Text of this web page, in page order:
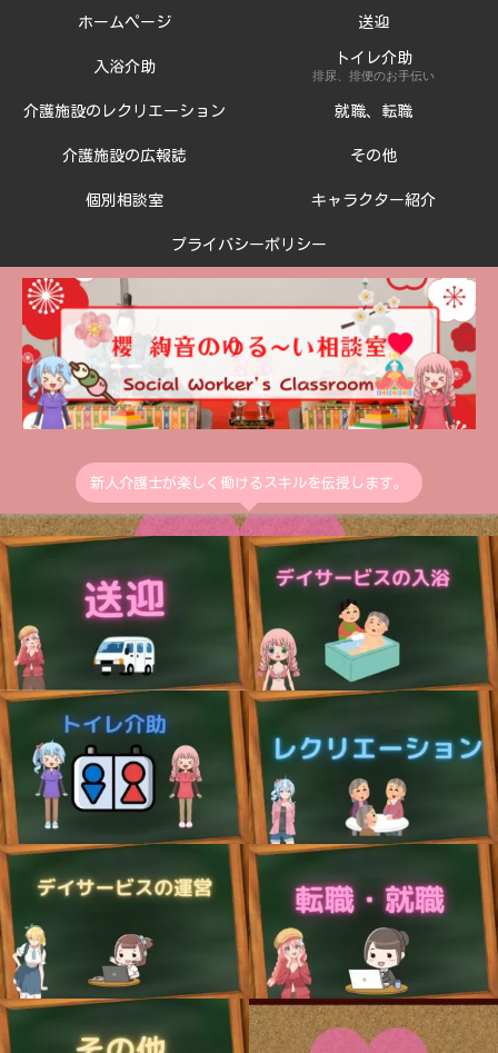
新人介護士が楽しく働けるスキルを伝授します。
ホームページ 送迎
入浴介助
トイレ介助
排尿、排便のお手伝い
介護施設のレクリエーション 就職、転職
介護施設の広報誌 その他
個別相談室 キャラクター紹介
プライバシーポリシー